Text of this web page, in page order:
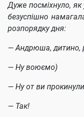
Дуже посміхнуло,
безуспішно
розпорядку дня:
— Андрюша, дитино,
— Ну воюємо)
— Ну от ви
— Так!